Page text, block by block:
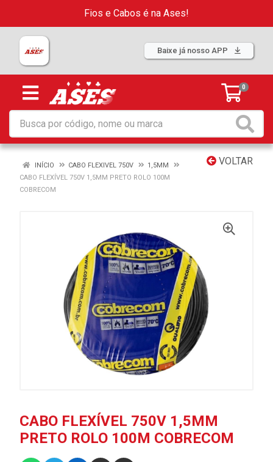
Fios e Cabos é na Ases!
Baixe já nosso APP
0
VOLTAR
INÍCIO CABO FLEXIVEL 750V
1,5MM
CABO FLEXÍVEL 750V 1,5MM PRETO ROLO 100M
COBRECOM
CABO FLEXÍVEL 750V 1,5MM
PRETO ROLO 100M COBRECOM